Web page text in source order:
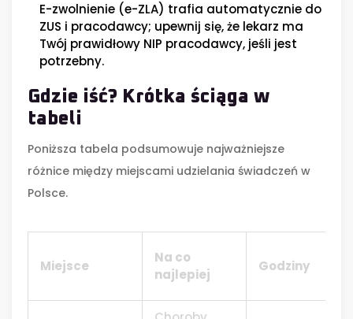
E-zwolnienie (e-ZLA) trafia automatycznie do
ZUS i pracodawcy; upewnij się, że lekarz ma
Twój prawidłowy NIP pracodawcy, jeśli jest
potrzebny.
Gdzie iść? Krótka ściąga w
tabeli
Poniższa tabela podsumowuje najważniejsze
różnice między miejscami udzielania świadczeń w
Polsce.
Miejsce
Na co
najlepiej
Godziny